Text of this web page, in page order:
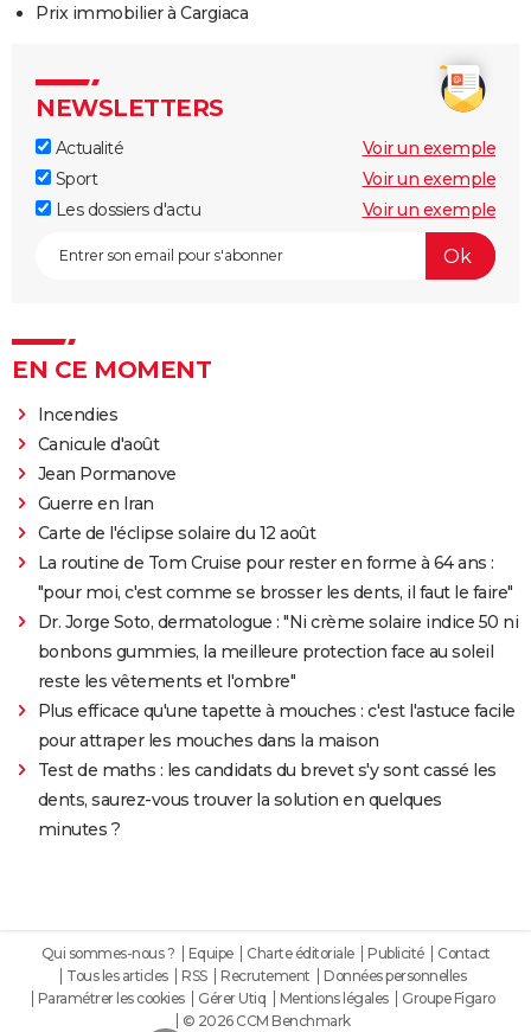
Prix immobilier à Cargiaca
NEWSLETTERS
Actualité
Voir un exemple
Sport
Voir un exemple
Les dossiers d'actu
Voir un exemple
EN CE MOMENT
Incendies
Canicule d'août
Jean Pormanove
Guerre en Iran
Carte de l'éclipse solaire du 12 août
La routine de Tom Cruise pour rester en forme à 64 ans :
"pour moi, c'est comme se brosser les dents, il faut le faire"
Dr. Jorge Soto, dermatologue : "Ni crème solaire indice 50 ni
bonbons gummies, la meilleure protection face au soleil
reste les vêtements et l'ombre"
Plus efficace qu'une tapette à mouches : c'est l'astuce facile
pour attraper les mouches dans la maison
Test de maths : les candidats du brevet s'y sont cassé les
dents, saurez-vous trouver la solution en quelques
minutes ?
Qui sommes-nous ? Equipe Charte éditoriale Publicité
Contact
Tous les articles
RSS Recrutement
Données personnelles
Paramétrer les cookies
Gérer Utiq Mentions légales
Groupe Figaro
© 2026 CCM Benchmark